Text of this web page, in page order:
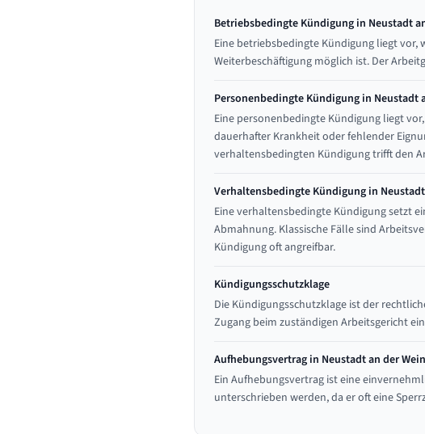
Betriebsbedingte Kündigung in Neustadt
Eine betriebsbedingte Kündigung liegt
Weiterbeschäftigung möglich ist. Der
Personenbedingte Kündigung in Neustadt
Eine personenbedingte Kündigung liegt
dauerhafter Krankheit oder fehlender
verhaltensbedingten Kündigung trifft den
Verhaltensbedingte Kündigung in
Eine verhaltensbedingte Kündigung setzt
Abmahnung. Klassische Fälle sind
Kündigung oft angreifbar.
Kündigungsschutzklage
Die Kündigungsschutzklage ist der
Zugang beim zuständigen Arbeitsgericht
Aufhebungsvertrag in Neustadt an der
Ein Aufhebungsvertrag ist eine
unterschrieben werden, da er oft eine